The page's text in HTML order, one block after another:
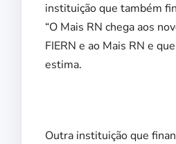
instituição que também
“O Mais RN chega aos
FIERN e ao Mais RN e
estima.
Outra instituição que